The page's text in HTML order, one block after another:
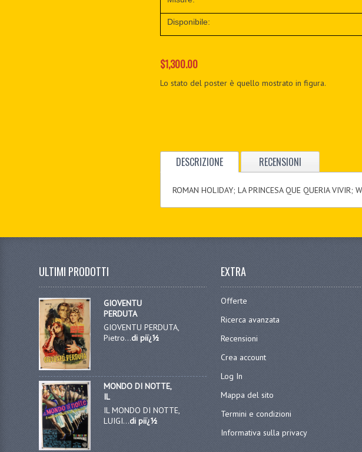
Disponibile:
$1,300.00
Lo stato del poster è quello mostrato in figura.
DESCRIZIONE RECENSIONI
ROMAN HOLIDAY; LA PRINCESA QUE QUERIA VIVIR;
ULTIMI PRODOTTI
GIOVENTU
PERDUTA
GIOVENTU PERDUTA,
Pietro...di piï¿½
MONDO DI NOTTE,
IL
IL MONDO DI NOTTE,
LUIGI...di piï¿½
EXTRA
Offerte
Ricerca avanzata
Recensioni
Crea account
Log In
Mappa del sito
Termini e condizioni
Informativa sulla privacy